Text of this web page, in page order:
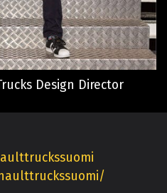
Design Director